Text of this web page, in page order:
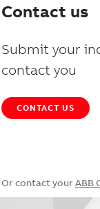
Contact us
Submit your
contact you
CONTACT US
Or contact your ABB